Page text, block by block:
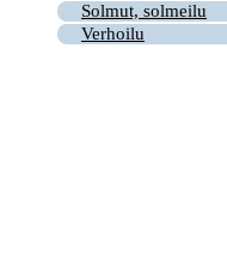
Solmut, solmeilu
Verhoilu